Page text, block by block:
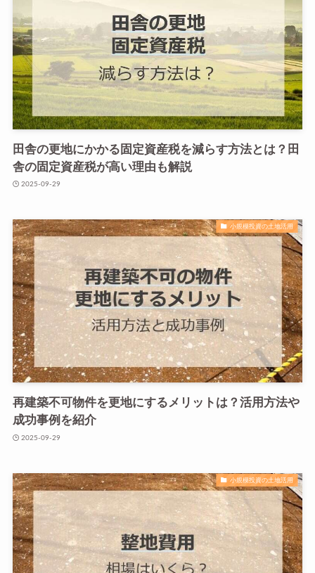
田舎の更地にかかる固定資産税を減らす方法とは？田
舎の固定資産税が高い理由も解説
2025-09-29
小規模投資の土地活用
再建築不可物件を更地にするメリットは？活用方法や
成功事例を紹介
2025-09-29
小規模投資の土地活用